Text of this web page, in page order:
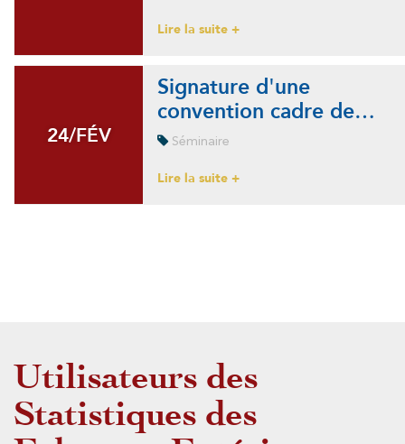
Lire la suite +
24/FÉV
24/FÉV
Signature d'une
convention cadre de…
Séminaire
Lire la suite +
Utilisateurs des
Statistiques des